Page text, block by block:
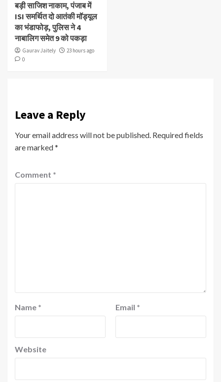
बड़ी साजिश नाकाम, पंजाब में
ISI समर्थित दो आतंकी मॉड्यूल
का भंडाफोड़, पुलिस ने 4
नाबालिग समेत 9 को पकड़ा
Gaurav Jaitely
23 hours ago
0
Leave a Reply
Your email address will not be published. Required fields
are marked*
Comment *
Name * Email *
Website